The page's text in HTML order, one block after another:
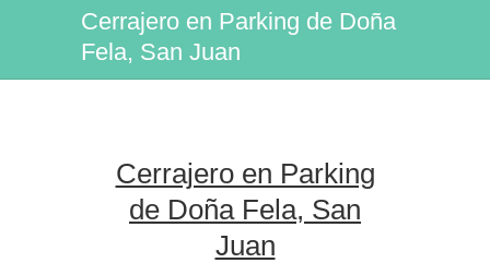
Cerrajero en Parking de Doña
Fela, San Juan
Cerrajero en Parking
de Doña Fela, San
Juan